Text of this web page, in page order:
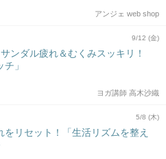
アンジェ web shop
9/12 (金)
サンダル疲れ＆むくみスッキリ！
」
ヨガ講師 高木沙織
5/8 (木)
をリセット！「生活リズムを整え